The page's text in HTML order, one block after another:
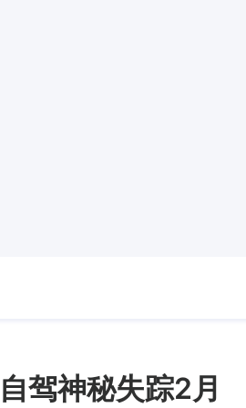
驾神秘失踪2